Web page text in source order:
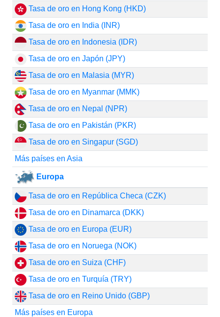
Tasa de oro en Hong Kong (HKD)
Tasa de oro en India (INR)
Tasa de oro en Indonesia (IDR)
Tasa de oro en Japón (JPY)
Tasa de oro en Malasia (MYR)
Tasa de oro en Myanmar (MMK)
Tasa de oro en Nepal (NPR)
Tasa de oro en Pakistán (PKR)
Tasa de oro en Singapur (SGD)
Más países en Asia
Europa
Tasa de oro en República Checa (CZK)
Tasa de oro en Dinamarca (DKK)
Tasa de oro en Europa (EUR)
Tasa de oro en Noruega (NOK)
Tasa de oro en Suiza (CHF)
Tasa de oro en Turquía (TRY)
Tasa de oro en Reino Unido (GBP)
Más países en Europa